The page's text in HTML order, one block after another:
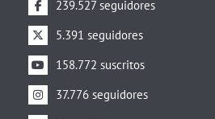
239.527 seguidores
5.391 seguidores
158.772 suscritos
37.776 seguidores